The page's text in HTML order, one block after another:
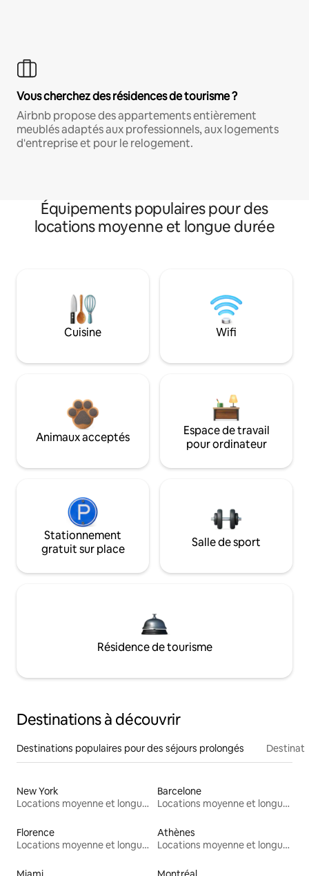
Vous cherchez des résidences de tourisme ?
Airbnb propose des appartements entièrement
meublés adaptés aux professionnels, aux logements
d'entreprise et pour le relogement.
Équipements populaires pour des
locations moyenne et longue durée
Cuisine Wifi
Animaux acceptés
Espace de travail
pour ordinateur
Stationnement
gratuit sur place
Salle de sport
Résidence de tourisme
Destinations à découvrir
Destinations populaires pour des séjours prolongés
New York
Locations moyenne et longue durée
Barcelone
Locations moyenne et longue durée
Florence
Locations moyenne et longue durée
Athènes
Locations moyenne et longue durée